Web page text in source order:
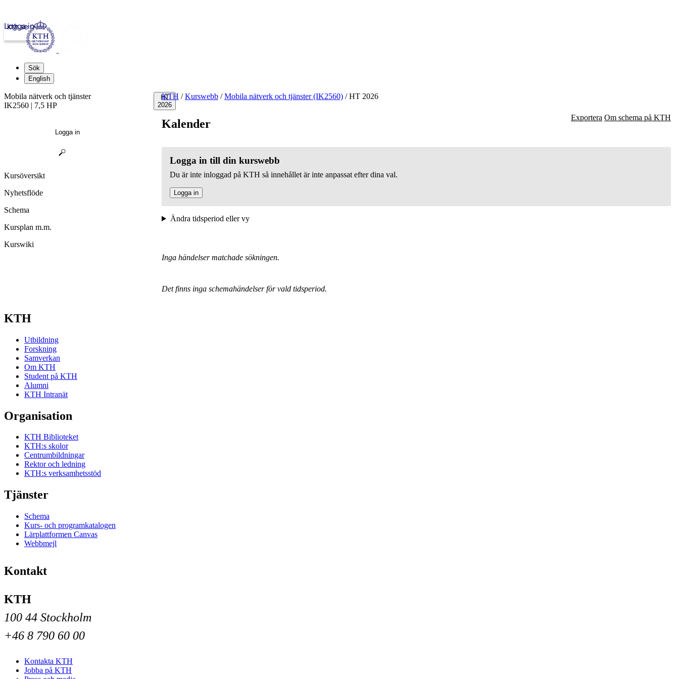
kth.se
Logga in
Sök
English
HT
2026
KTH / Kurswebb / Mobila nätverk och tjänster (IK2560) /HT 2026
Kalender Exportera Om schema på KTH
Logga in till din kurswebb
Du är inte inloggad på KTH så innehållet är inte anpassat efter dina val.
Logga in
Ändra tidsperiod eller vy
Inga händelser matchade sökningen.
Det finns inga schemahändelser för vald tidsperiod.
Mobila nätverk och tjänster
IK2560 | 7,5 HP
Logga in
Kursöversikt
Nyhetsflöde
Schema
Kursplan m.m.
Kurswiki
KTH
Utbildning
Forskning
Samverkan
Om KTH
Student på KTH
Alumni
KTH Intranät
Organisation
KTH Biblioteket
KTH:s skolor
Centrumbildningar
Rektor och ledning
KTH:s verksamhetsstöd
Tjänster
Schema
Kurs- och programkatalogen
Lärplattformen Canvas
Webbmejl
Kontakt
KTH
100 44 Stockholm
+46 8 790 60 00
Kontakta KTH
Jobba på KTH